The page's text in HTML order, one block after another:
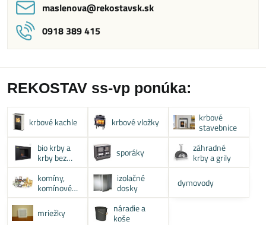
maslenova​@rekostavsk​.sk
0918 389 415
REKOSTAV ss-vp ponúka:
krbové kachle krbové vložky
krbové
stavebnice
bio krby a
krby bez
komína
sporáky
záhradné
krby a grily
komíny,
komínové
systémy
izolačné
dosky
dymovody
mriežky
náradie a
koše